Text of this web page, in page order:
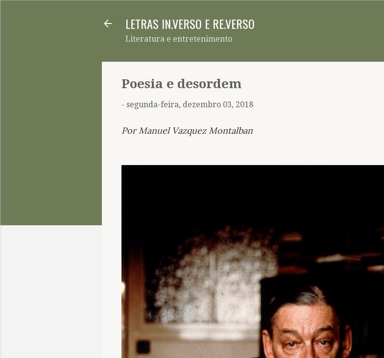
LETRAS IN.VERSO E RE.VERSO
Literatura e entretenimento
Poesia e desordem
- segunda-feira, dezembro 03, 2018
Por Manuel Vazquez Montalban